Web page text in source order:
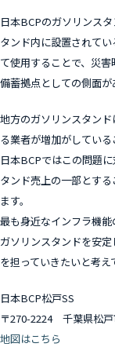
日本BCPのガソリンス
タンド内に設置されて
て使用することで、災
備蓄拠点としての側面が
地方のガソリンスタン
る業者が増加がしている
日本BCPではこの問題
タンド売上の一部とす
ます。
最も身近なインフラ機能
ガソリンスタンドを安
を担っていきたいと考え
日本BCP松戸SS
〒270-2224 千葉県松
地図はこちら